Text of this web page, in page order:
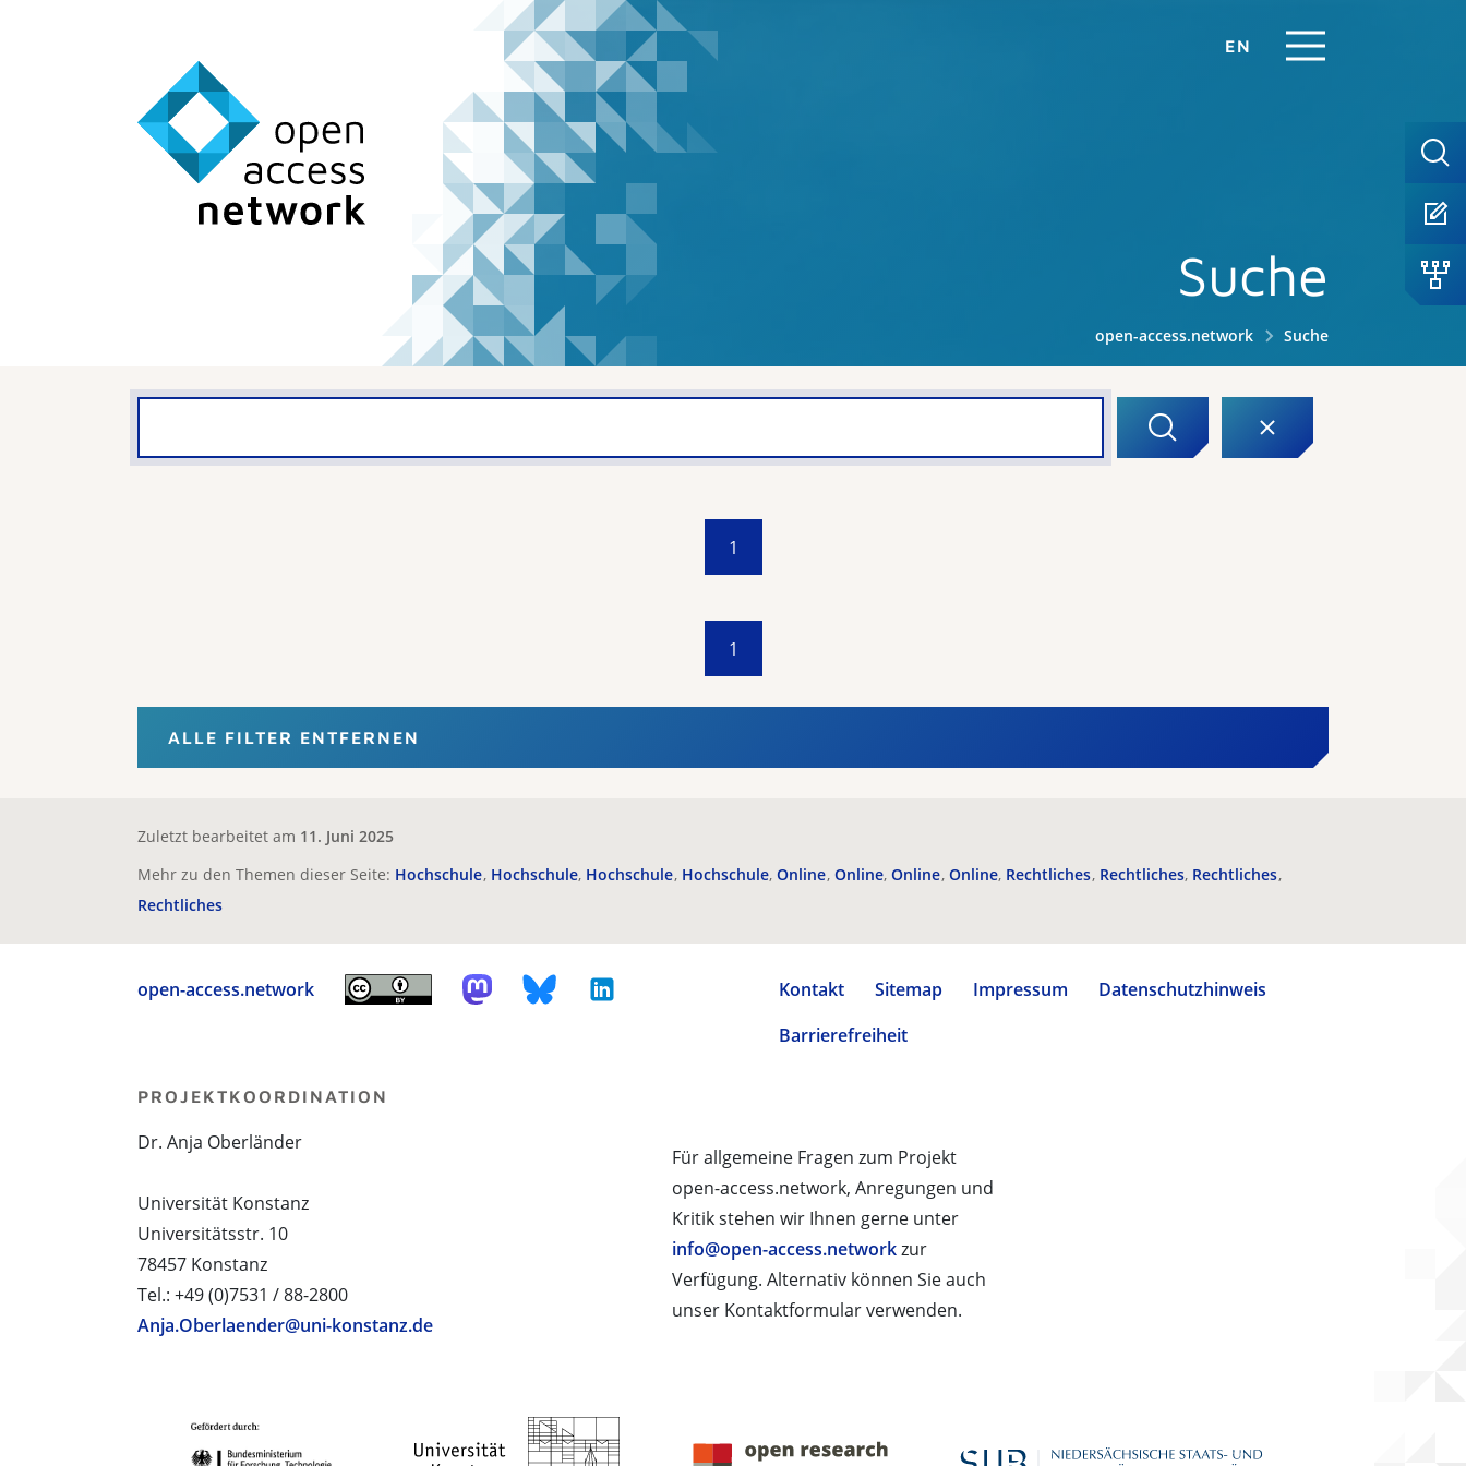
EN
Suche
open-access.network Suche
1
1
ALLE FILTER ENTFERNEN
Zuletzt bearbeitet am 11. Juni 2025
Mehr zu den Themen dieser Seite: Hochschule Hochschule Hochschule Hochschule Online Online Online Online Rechtliches Rechtliches Rechtliches
Rechtliches
open-access.network Kontakt Sitemap Impressum
Datenschutzhinweis
Barrierefreiheit
Für allgemeine Fragen zum Projekt
open-access.network, Anregungen und
Kritik stehen wir Ihnen gerne unter
info@open-access.networkzur
Verfügung. Alternativ können Sie auch
unser Kontaktformular verwenden.
PROJEKTKOORDINATION
Dr. Anja Oberländer
Universität Konstanz
Universitätsstr. 10
78457 Konstanz
Tel.: +49 (0)7531 / 88-2800
Anja.Oberlaender@uni-konstanz.de